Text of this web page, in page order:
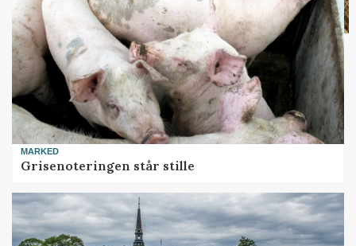
MARKED
Grisenoteringen står stille